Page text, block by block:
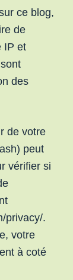
ce blog,
de
IP et
des
de votre
peut
vérifier si
privacy/.
votre
à coté